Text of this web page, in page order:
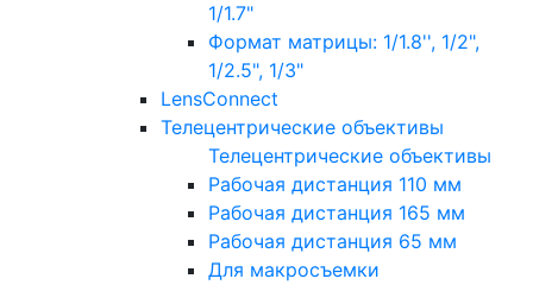
1/1.7"
Формат матрицы: 1/1.8'', 1/2",
1/2.5", 1/3"
LensConnect
Телецентрические объективы
Телецентрические объективы
Рабочая дистанция 110 мм
Рабочая дистанция 165 мм
Рабочая дистанция 65 мм
Для макросъемки